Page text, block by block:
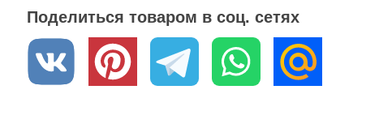
Поделиться товаром в соц. сетях